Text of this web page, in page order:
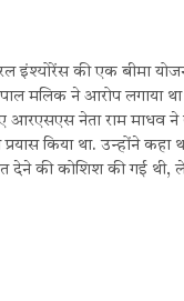
इंश्योरेंस की एक बीमा
मलिक ने आरोप लगाया
आरएसएस नेता राम माधव ने
किया था. उन्होंने कहा
देने की कोशिश की गई थी,